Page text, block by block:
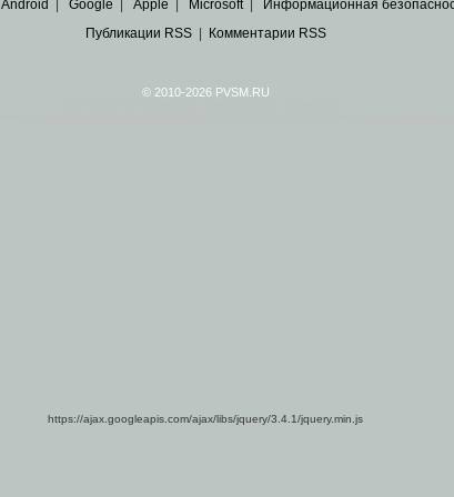
Android Google Apple Microsoft| Информационная
Публикации RSS| Комментарии RSS
© 2010-2026 PVSM.RU
https://ajax.googleapis.com/ajax/libs/jquery/3.4.1/jquery.min.js